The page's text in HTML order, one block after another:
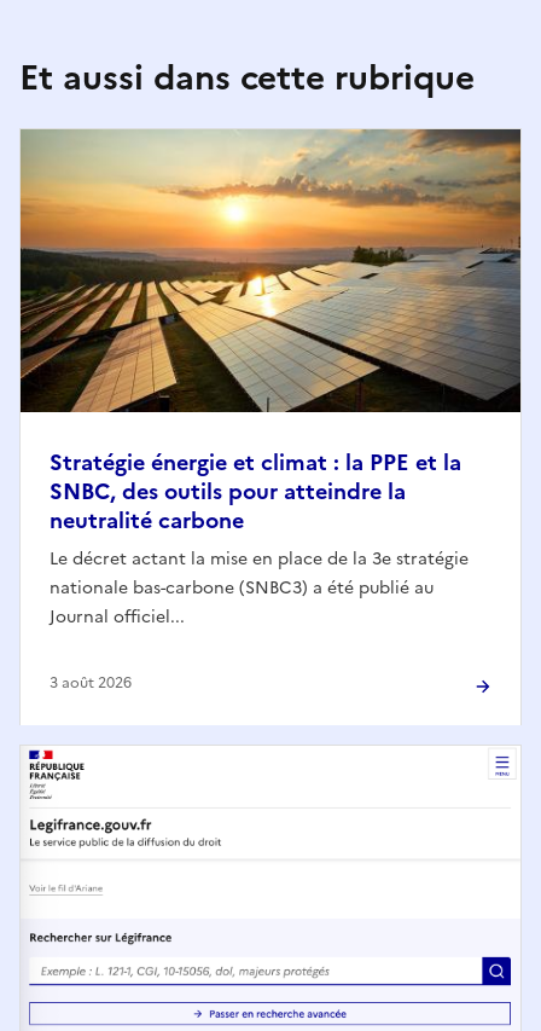
Et aussi dans cette rubrique
Stratégie énergie et climat : la PPE et la
SNBC, des outils pour atteindre la
neutralité carbone
Le décret actant la mise en place de la 3e stratégie
nationale bas-carbone (SNBC3) a été publié au
Journal officiel...
3 août 2026